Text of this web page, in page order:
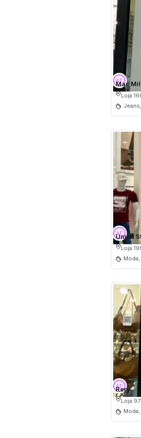
Mac
Loja
Union
Loja
Rery
Loja